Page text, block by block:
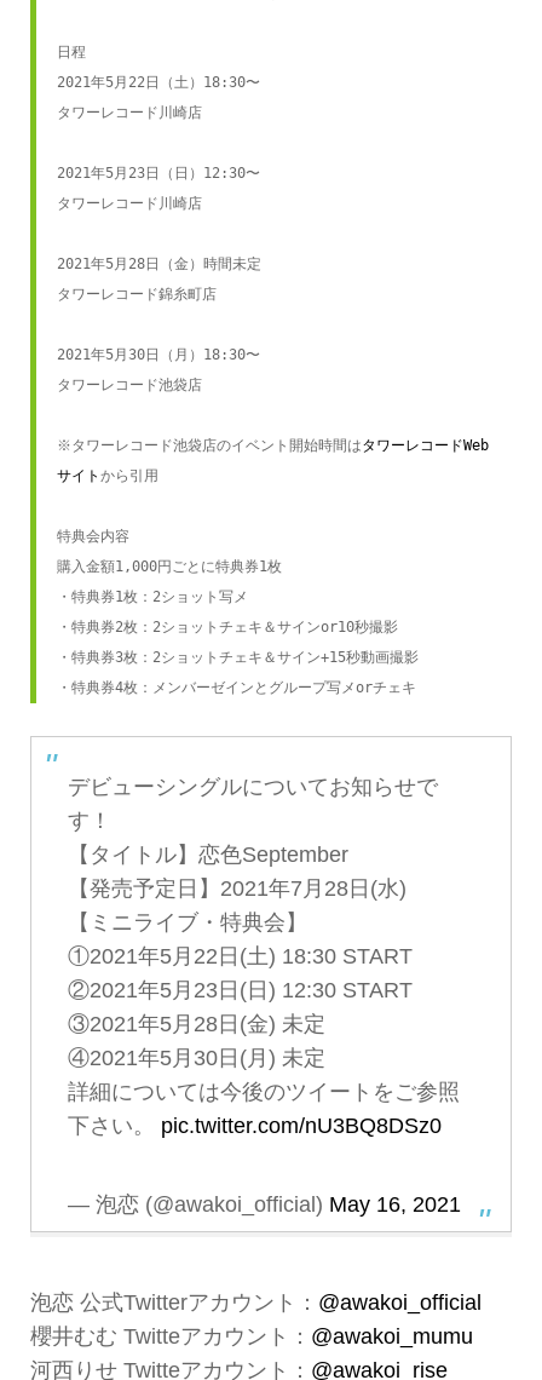
日程
2021年5月22日（土）18:30〜
タワーレコード川崎店
2021年5月23日（日）12:30〜
タワーレコード川崎店
2021年5月28日（金）時間未定
タワーレコード錦糸町店
2021年5月30日（月）18:30〜
タワーレコード池袋店
※タワーレコード池袋店のイベント開始時間はタワーレコードWeb
サイト から引用
特典会内容
購入金額1,000円ごとに特典券1枚
・特典券1枚：2ショット写メ
・特典券2枚：2ショットチェキ＆サインor10秒撮影
・特典券3枚：2ショットチェキ＆サイン+15秒動画撮影
・特典券4枚：メンバーゼインとグループ写メorチェキ
デビューシングルについてお知らせで
す！
【タイトル】恋色September
【発売予定日】2021年7月28日(水)
【ミニライブ・特典会】
①2021年5月22日(土) 18:30 START
②2021年5月23日(日) 12:30 START
③2021年5月28日(金) 未定
④2021年5月30日(月) 未定
詳細については今後のツイートをご参照
下さい。 pic.twitter.com/nU3BQ8DSz0
— 泡恋 (@awakoi_official) May 16, 2021
泡恋 公式Twitterアカウント： @awakoi_official
櫻井むむ Twitteアカウント： @awakoi_mumu
河西りせ Twitteアカウント： @awakoi_rise